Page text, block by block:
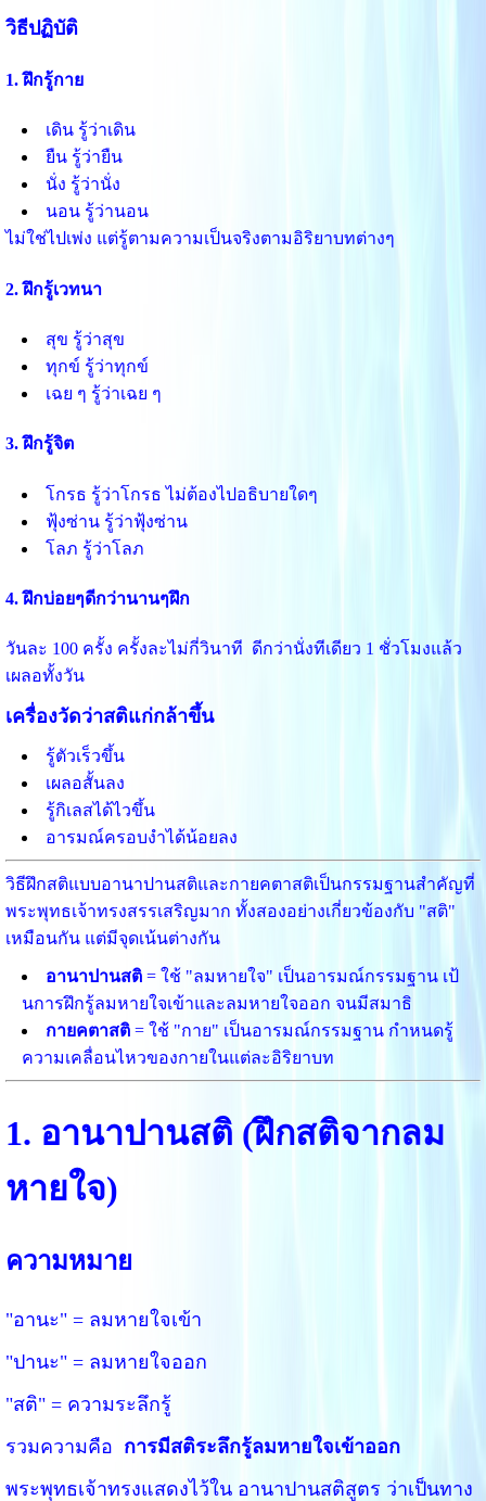
วิธีปฏิบัติ
1. ฝึกรู้กาย
เดิน รู้ว่าเดิน
ยืน รู้ว่ายืน
นั่ง รู้ว่านั่ง
นอน รู้ว่านอน
ไม่ใช่ไปเพ่ง แต่รู้ตามความเป็นจริงตามอิริยาบทต่างๆ
2. ฝึกรู้เวทนา
สุข รู้ว่าสุข
ทุกข์ รู้ว่าทุกข์
เฉย ๆ รู้ว่าเฉย ๆ
3. ฝึกรู้จิต
โกรธ รู้ว่าโกรธ ไม่ต้องไปอธิบายใดๆ
ฟุ้งซ่าน รู้ว่าฟุ้งซ่าน
โลภ รู้ว่าโลภ
4. ฝึกบ่อยๆดีกว่านานๆฝึก
วันละ 100 ครั้ง ครั้งละไม่กี่วินาที ดีกว่านั่งทีเดียว 1 ชั่วโมงแล้ว
เผลอทั้งวัน
เครื่องวัดว่าสติแก่กล้าขึ้น
รู้ตัวเร็วขึ้น
เผลอสั้นลง
รู้กิเลสได้ไวขึ้น
อารมณ์ครอบงำได้น้อยลง
วิธีฝึกสติแบบอานาปานสติและกายคตาสติเป็นกรรมฐานสำคัญที่
พระพุทธเจ้าทรงสรรเสริญมาก ทั้งสองอย่างเกี่ยวข้องกับ "สติ"
เหมือนกัน แต่มีจุดเน้นต่างกัน
อานาปานสติ= ใช้ "ลมหายใจ" เป็นอารมณ์กรรมฐาน เป้
นการฝึกรู้ลมหายใจเข้าและลมหายใจออก จนมีสมาธิ
กายคตาสติ= ใช้ "กาย" เป็นอารมณ์กรรมฐาน กำหนดรู้
ความเคลื่อนไหวของกายในแต่ละอิริยาบท
1. อานาปานสติ (ฝึกสติจากลม
หายใจ)
ความหมาย
"อานะ" = ลมหายใจเข้า
"ปานะ" = ลมหายใจออก
"สติ" = ความระลึกรู้
รวมความคือ การมีสติระลึกรู้ลมหายใจเข้าออก
พระพุทธเจ้าทรงแสดงไว้ใน อานาปานสติสูตร ว่าเป็นทาง